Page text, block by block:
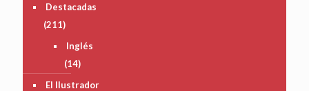
Destacadas
(211)
Inglés
(14)
El Ilustrador